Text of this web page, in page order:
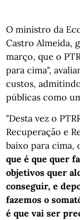
O ministro da
Castro Almeida,
março, que o
para cima",
custos,
públicas como
"Desta vez o
Recuperação e
baixo para cima,
que é que quer
objetivos quer
conseguir, e
fazemos o
é que vai ser